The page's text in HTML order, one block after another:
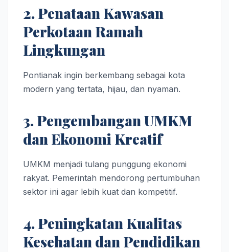
2. Penataan Kawasan
Perkotaan Ramah
Lingkungan
Pontianak ingin berkembang sebagai kota
modern yang tertata, hijau, dan nyaman.
3. Pengembangan UMKM
dan Ekonomi Kreatif
UMKM menjadi tulang punggung ekonomi
rakyat. Pemerintah mendorong pertumbuhan
sektor ini agar lebih kuat dan kompetitif.
4. Peningkatan Kualitas
Kesehatan dan Pendidikan